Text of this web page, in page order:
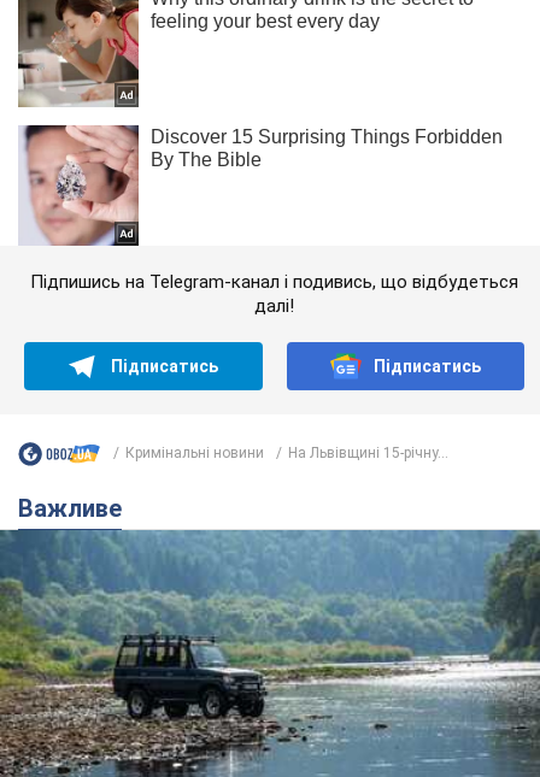
Підпишись на Telegram-канал і подивись, що відбудеться
далі!
Підписатись Підписатись
Кримінальні новини На Львівщині 15-річну...
Важливе